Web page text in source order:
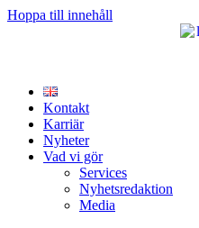
Hoppa till innehåll
Kontakt
Karriär
Nyheter
Vad vi gör
Services
Nyhetsredaktion
Media